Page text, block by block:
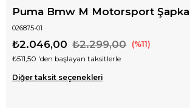
Puma Bmw M Motorsport Şapka
026875-01
₺2.299,00
₺2.046,00 11
₺511,50 'den başlayan taksitlerle
Diğer taksit seçenekleri